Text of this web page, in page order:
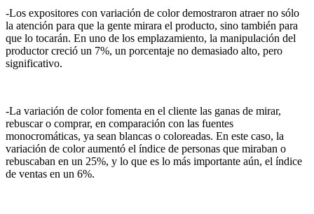
-Los expositores con variación de color demostraron atraer no sólo
la atención para que la gente mirara el producto, sino también para
que lo tocarán. En uno de los emplazamiento, la manipulación del
productor creció un 7%, un porcentaje no demasiado alto, pero
significativo.
-La variación de color fomenta en el cliente las ganas de mirar,
rebuscar o comprar, en comparación con las fuentes
monocromáticas, ya sean blancas o coloreadas. En este caso, la
variación de color aumentó el índice de personas que miraban o
rebuscaban en un 25%, y lo que es lo más importante aún, el índice
de ventas en un 6%.